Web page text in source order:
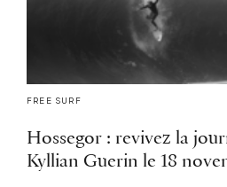
FREE SURF
Hossegor : revivez la
Kyllian Guerin le 18